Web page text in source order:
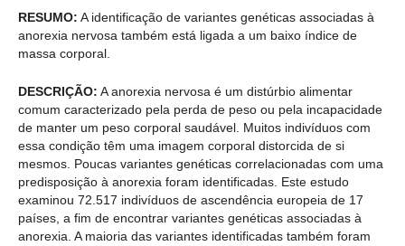
RESUMO: A identificação de variantes genéticas associadas à
anorexia nervosa também está ligada a um baixo índice de
massa corporal.
DESCRIÇÃO: A anorexia nervosa é um distúrbio alimentar
comum caracterizado pela perda de peso ou pela incapacidade
de manter um peso corporal saudável. Muitos indivíduos com
essa condição têm uma imagem corporal distorcida de si
mesmos. Poucas variantes genéticas correlacionadas com uma
predisposição à anorexia foram identificadas. Este estudo
examinou 72.517 indivíduos de ascendência europeia de 17
países, a fim de encontrar variantes genéticas associadas à
anorexia. A maioria das variantes identificadas também foram